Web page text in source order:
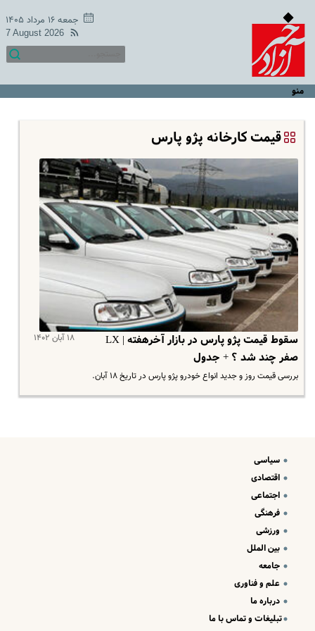
جمعه ۱۶ مرداد ۱۴۰۵
7 August 2026
منو
قیمت کارخانه پژو پارس
۱۸ آبان ۱۴۰۲
سقوط قیمت پژو پارس در بازار آخرهفته | LX
صفر چند شد ؟ + جدول
بررسی قیمت روز و جدید انواع خودرو پژو پارس در تاریخ ۱۸ آبان.
سیاسی
اقتصادی
اجتماعی
فرهنگی
ورزشی
بین الملل
جامعه
علم و فناوری
درباره ما
تبلیغات و تماس با ما